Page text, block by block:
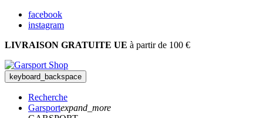
facebook
instagram
LIVRAISON GRATUITE UE à partir de 100 €
keyboard_backspace
Recherche
Garsportexpand_more